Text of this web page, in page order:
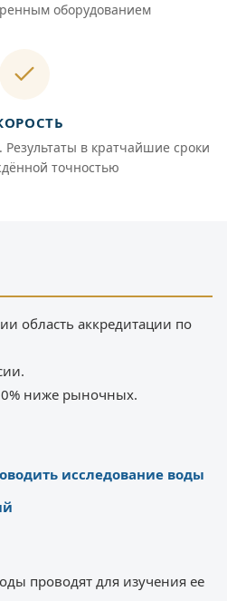
оборудованием
Результаты в кратчайшие сроки
точностью
область аккредитации по
ниже рыночных.
исследование воды
проводят для изучения ее